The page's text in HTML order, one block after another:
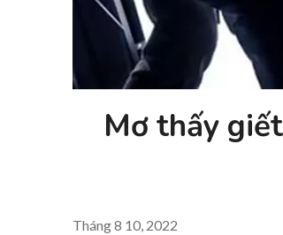
Mơ thấy
Tháng 8 10, 2022